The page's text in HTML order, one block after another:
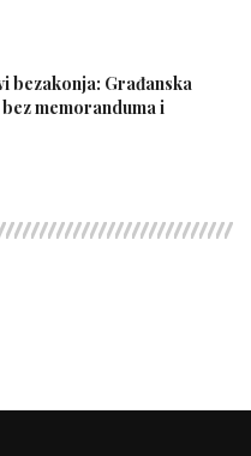
bezakonja: Građanska
memoranduma i